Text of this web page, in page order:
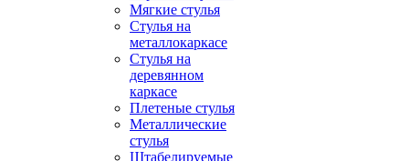
Мягкие стулья
Стулья на
металлокаркасе
Стулья на
деревянном
каркасе
Плетеные стулья
Металлические
стулья
Штабелируемые